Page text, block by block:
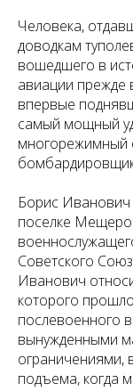
Человека,
доводкам
вошедшего в
авиации прежде
впервые
самый мощный
многорежимный
Борис Иванович
поселке
Советского
Иванович
которого
послевоенного
вынужденными
ограничениями,
подъема, когда